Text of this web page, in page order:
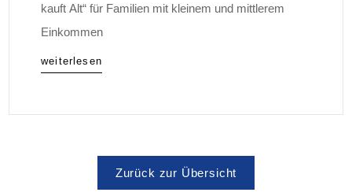
kauft Alt“ für Familien mit kleinem und mittlerem
Einkommen
weiterlesen
Zurück zur Übersicht